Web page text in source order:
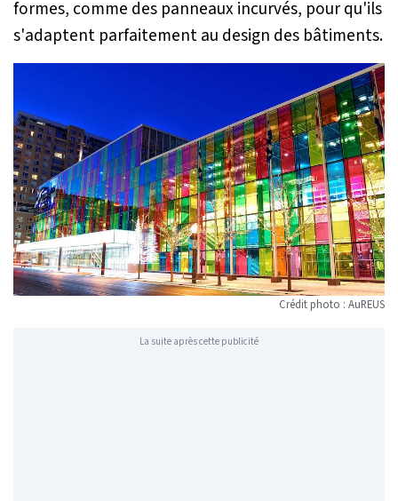
formes, comme des panneaux incurvés, pour qu'ils
s'adaptent parfaitement au design des bâtiments.
Crédit photo : AuREUS
La suite après cette publicité